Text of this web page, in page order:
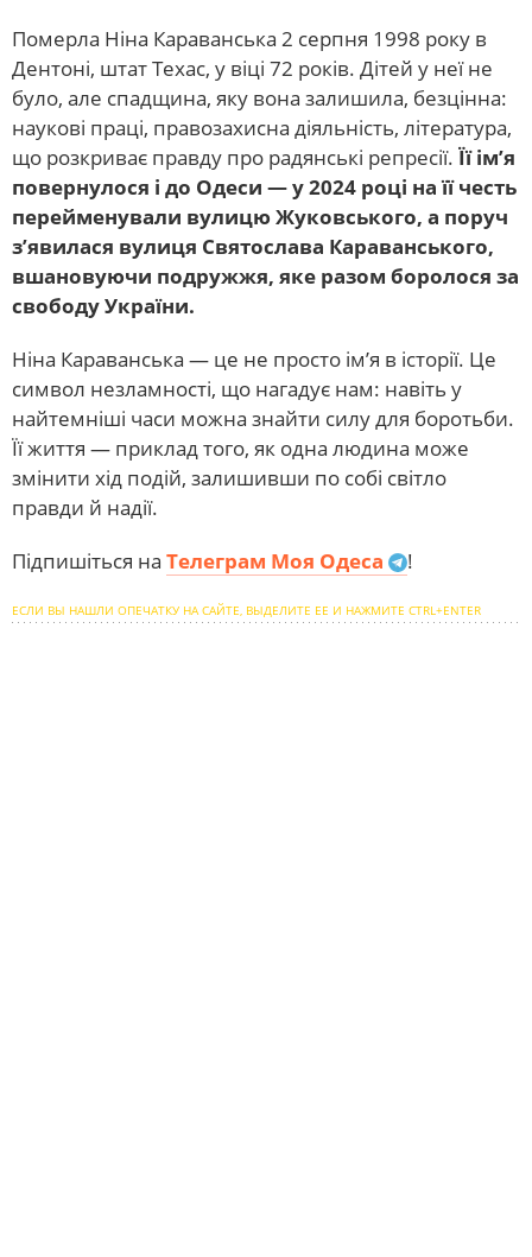
Померла Ніна Караванська 2 серпня 1998 року в
Дентоні, штат Техас, у віці 72 років. Дітей у неї не
було, але спадщина, яку вона залишила, безцінна:
наукові праці, правозахисна діяльність, література,
що розкриває правду про радянські репресії. Її ім’я
повернулося і до Одеси — у 2024 році на її честь
перейменували вулицю Жуковського, а поруч
з’явилася вулиця Святослава Караванського,
вшановуючи подружжя, яке разом боролося за
свободу України.
Ніна Караванська — це не просто ім’я в історії. Це
символ незламності, що нагадує нам: навіть у
найтемніші часи можна знайти силу для боротьби.
Її життя — приклад того, як одна людина може
змінити хід подій, залишивши по собі світло
правди й надії.
Підпишіться на Телеграм Моя Одеса !
ЕСЛИ ВЫ НАШЛИ ОПЕЧАТКУ НА САЙТЕ, ВЫДЕЛИТЕ ЕЕ И НАЖМИТЕ CTRL+ENTER